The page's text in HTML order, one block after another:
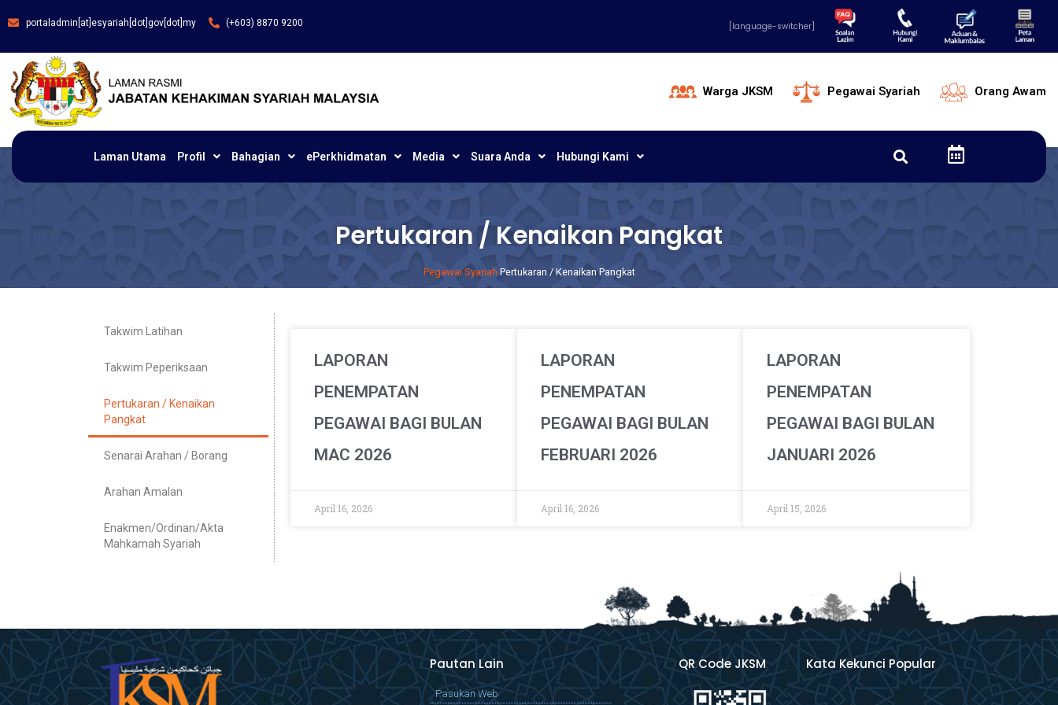
portaladmin[at]esyariah[dot]gov[dot]my (+603) 8870 9200 [language-switcher]
Warga JKSM Pegawai Syariah Orang Awam
Laman Utama Profil Bahagian ePerkhidmatan Media Suara Anda Hubungi Kami
Pertukaran / Kenaikan Pangkat
Pegawai Syariah Pertukaran / Kenaikan Pangkat
Takwim Latihan
Takwim Peperiksaan
Pertukaran / Kenaikan
Pangkat
Senarai Arahan / Borang
Arahan Amalan
Enakmen/Ordinan/Akta
Mahkamah Syariah
LAPORAN
PENEMPATAN
PEGAWAI BAGI BULAN
MAC 2026
April 16, 2026
LAPORAN
PENEMPATAN
PEGAWAI BAGI BULAN
FEBRUARI 2026
April 16, 2026
LAPORAN
PENEMPATAN
PEGAWAI BAGI BULAN
JANUARI 2026
April 15, 2026
Pautan Lain
Pasukan Web
QR Code JKSM Kata Kekunci Popular